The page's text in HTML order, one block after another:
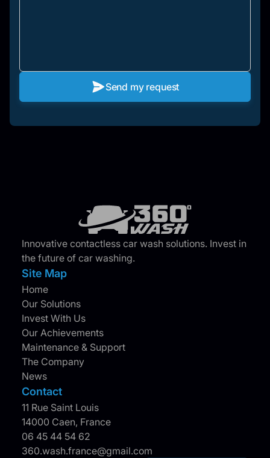
Send my request
Innovative contactless car wash solutions. Invest in
the future of car washing.
Site Map
Home
Our Solutions
Invest With Us
Our Achievements
Maintenance & Support
The Company
News
Contact
11 Rue Saint Louis
14000 Caen, France
06 45 44 54 62
360.wash.france@gmail.com